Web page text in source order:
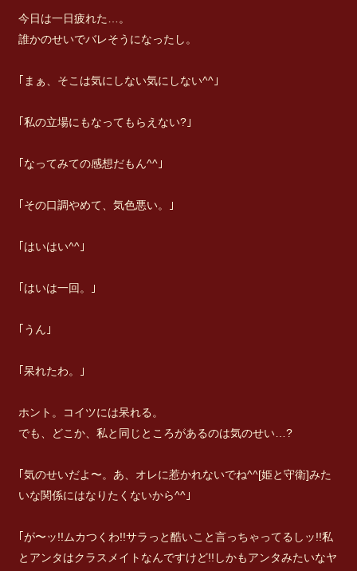
今日は一日疲れた…。
誰かのせいでバレそうになったし。
｢まぁ、そこは気にしない気にしない^^｣
｢私の立場にもなってもらえない?｣
｢なってみての感想だもん^^｣
｢その口調やめて、気色悪い。｣
｢はいはい^^｣
｢はいは一回。｣
｢うん｣
｢呆れたわ。｣
ホント。コイツには呆れる。
でも、どこか、私と同じところがあるのは気のせい…?
｢気のせいだよ〜。あ、オレに惹かれないでね^^[姫と守衛]みた
いな関係にはなりたくないから^^｣
｢が〜ッ!!ムカつくわ!!サラっと酷いこと言っちゃってるしッ!!私
とアンタはクラスメイトなんですけど!!しかもアンタみたいなヤ